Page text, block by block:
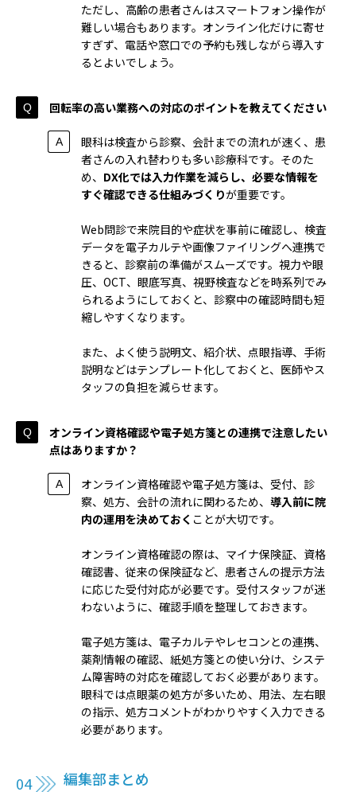
ただし、高齢の患者さんはスマートフォン操作が
難しい場合もあります。オンライン化だけに寄せ
すぎず、電話や窓口での予約も残しながら導入す
るとよいでしょう。
回転率の高い業務への対応のポイントを教えてください
眼科は検査から診察、会計までの流れが速く、患
者さんの入れ替わりも多い診療科です。そのた
め、 DX化では入力作業を減らし、必要な情報を
すぐ確認できる仕組みづくりが重要です。
Web問診で来院目的や症状を事前に確認し、検査
データを電子カルテや画像ファイリングへ連携で
きると、診察前の準備がスムーズです。視力や眼
圧、OCT、眼底写真、視野検査などを時系列でみ
られるようにしておくと、診察中の確認時間も短
縮しやすくなります。
また、よく使う説明文、紹介状、点眼指導、手術
説明などはテンプレート化しておくと、医師やス
タッフの負担を減らせます。
オンライン資格確認や電子処方箋との連携で注意したい
点はありますか？
オンライン資格確認や電子処方箋は、受付、診
察、処方、会計の流れに関わるため、 導入前に院
内の運用を決めておく ことが大切です。
オンライン資格確認の際は、マイナ保険証、資格
確認書、従来の保険証など、患者さんの提示方法
に応じた受付対応が必要です。受付スタッフが迷
わないように、確認手順を整理しておきます。
電子処方箋は、電子カルテやレセコンとの連携、
薬剤情報の確認、紙処方箋との使い分け、システ
ム障害時の対応を確認しておく必要があります。
眼科では点眼薬の処方が多いため、用法、左右眼
の指示、処方コメントがわかりやすく入力できる
必要があります。
編集部まとめ